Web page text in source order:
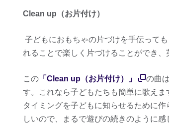
Clean up（お片付け）
子どもにおもちゃの片づけを手伝って
れることで楽しく片づけることができ、
この 「Clean up（お片付け）」
の曲
す。これなら子どもたちも簡単に歌え
タイミングを子どもに知らせるために
しいので、まるで遊びの続きのように感